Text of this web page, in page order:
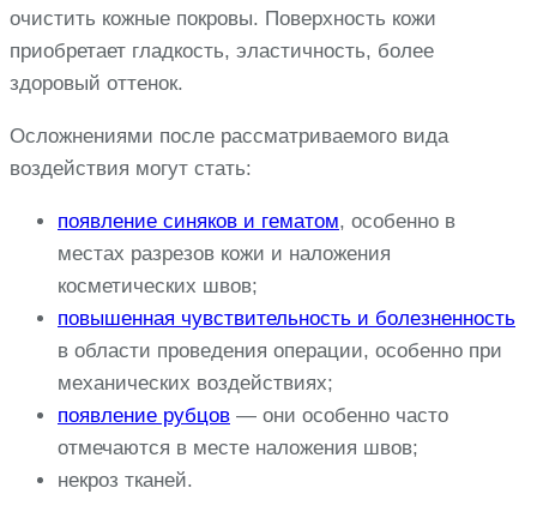
очистить кожные покровы. Поверхность кожи
приобретает гладкость, эластичность, более
здоровый оттенок.
Осложнениями после рассматриваемого вида
воздействия могут стать:
появление синяков и гематом, особенно в
местах разрезов кожи и наложения
косметических швов;
повышенная чувствительность и болезненность
в области проведения операции, особенно при
механических воздействиях;
появление рубцов — они особенно часто
отмечаются в месте наложения швов;
некроз тканей.